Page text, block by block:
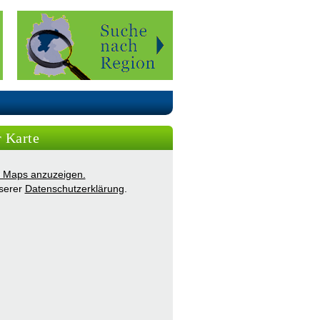
Karte
anzuzeigen.
Datenschutzerklärung